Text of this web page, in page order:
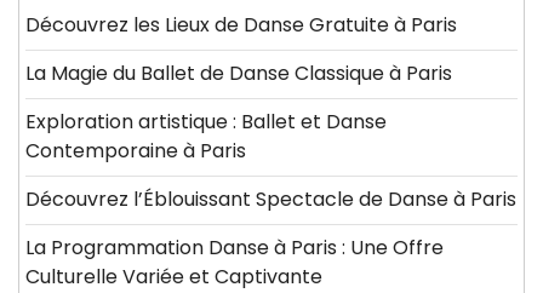
Découvrez les Lieux de Danse Gratuite à Paris
La Magie du Ballet de Danse Classique à Paris
Exploration artistique : Ballet et Danse
Contemporaine à Paris
Découvrez l’Éblouissant Spectacle de Danse à Paris
La Programmation Danse à Paris : Une Offre
Culturelle Variée et Captivante